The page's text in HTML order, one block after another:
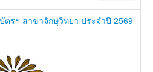
รฯ สาขาจักษุวิทยา ประจำปี 2569